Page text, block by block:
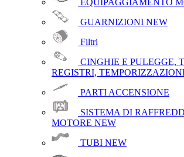
EQUIPAGGIAMENTO
GUARNIZIONI NEW
Filtri
CINGHIE E PULEGGE,
REGISTRI,
PARTI ACCENSIONE
SISTEMA DI
MOTORE NEW
TUBI NEW